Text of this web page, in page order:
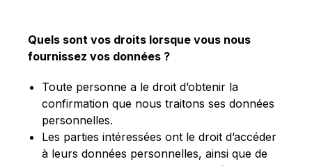
Quels sont vos droits lorsque vous nous
fournissez vos données ?
Toute personne a le droit d’obtenir la
confirmation que nous traitons ses données
personnelles.
Les parties intéressées ont le droit d’accéder
à leurs données personnelles, ainsi que de